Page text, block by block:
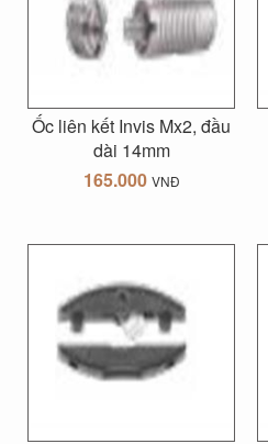
Ốc liên kết Invis Mx2, đầu
dài 14mm
165.000 VNĐ